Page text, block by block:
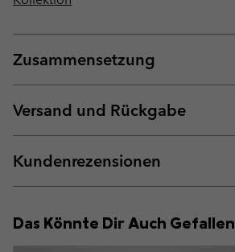
Zusammensetzung
Versand und Rückgabe
Kundenrezensionen
Das Könnte Dir Auch Gefallen